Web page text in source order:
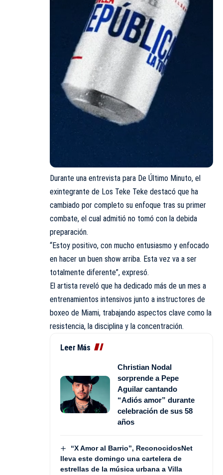
Durante una entrevista para De Último Minuto, el
exintegrante de Los Teke Teke destacó que ha
cambiado por completo su enfoque tras su primer
combate, el cual admitió no tomó con la debida
preparación.
“Estoy positivo, con mucho entusiasmo y enfocado
en hacer un buen show arriba. Esta vez va a ser
totalmente diferente”, expresó.
El artista reveló que ha dedicado más de un mes a
entrenamientos intensivos junto a instructores de
boxeo de Miami, trabajando aspectos clave como la
resistencia, la disciplina y la concentración.
Leer Más
Christian Nodal
sorprende a Pepe
Aguilar cantando
“Adiós amor” durante
celebración de sus 58
años
“X Amor al Barrio”, ReconocidosNet
lleva este domingo una cartelera de
estrellas de la música urbana a Villa